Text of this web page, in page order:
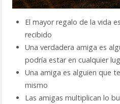
El mayor regalo de la vida
recibido
Una verdadera amiga es
podría estar en cualquier
Una amiga es alguien que
mismo
Las amigas multiplican lo